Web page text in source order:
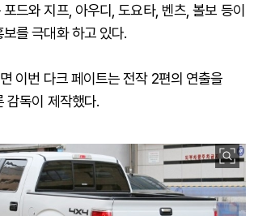
드와 지프, 아우디, 도요타, 벤츠, 볼보 등이
를 극대화 하고 있다.
이번 다크 페이트는 전작 2편의 연출을
감독이 제작했다.